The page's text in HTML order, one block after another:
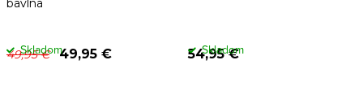
bavlna
49,95 € 49,95 €
Skladom 54,95 €
Skladom